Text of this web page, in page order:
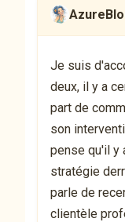
Je suis
deux, il y a
part de
son
pense qu'il y
stratégie
parle de
clientèle